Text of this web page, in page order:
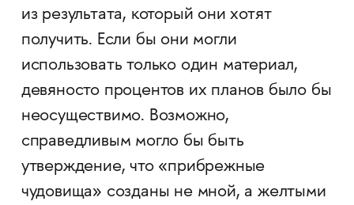
из результата, который они хотят
получить. Если бы они могли
использовать только один материал,
девяносто процентов их планов было бы
неосуществимо. Возможно,
справедливым могло бы быть
утверждение, что «прибрежные
чудовища» созданы не мной, а желтыми